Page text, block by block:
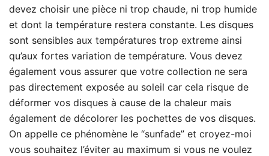
devez choisir une pièce ni trop chaude, ni trop humide
et dont la température restera constante. Les disques
sont sensibles aux températures trop extreme ainsi
qu’aux fortes variation de température. Vous devez
également vous assurer que votre collection ne sera
pas directement exposée au soleil car cela risque de
déformer vos disques à cause de la chaleur mais
également de décolorer les pochettes de vos disques.
On appelle ce phénomène le “sunfade” et croyez-moi
vous souhaitez l’éviter au maximum si vous ne voulez